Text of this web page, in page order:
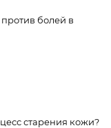
болей в
старения кожи?